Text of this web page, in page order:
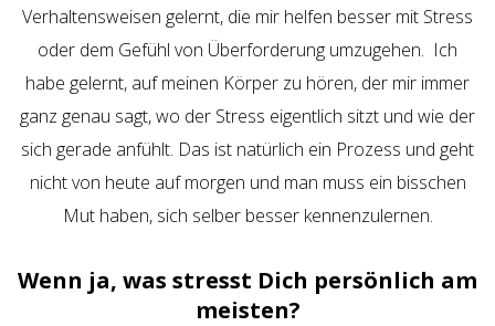
Verhaltensweisen gelernt, die mir helfen besser mit Stress
oder dem Gefühl von Überforderung umzugehen. Ich
habe gelernt, auf meinen Körper zu hören, der mir immer
ganz genau sagt, wo der Stress eigentlich sitzt und wie der
sich gerade anfühlt. Das ist natürlich ein Prozess und geht
nicht von heute auf morgen und man muss ein bisschen
Mut haben, sich selber besser kennenzulernen.
Wenn ja, was stresst Dich persönlich am
meisten?